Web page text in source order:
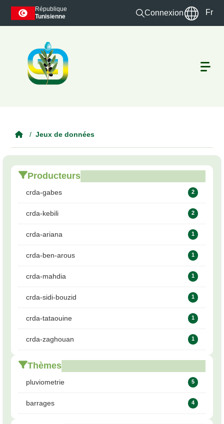
Skip to main content
République
Tunisienne
Connexion Fr
Jeux de données
Producteurs
crda-gabes 2
crda-kebili 2
crda-ariana 1
crda-ben-arous 1
crda-mahdia 1
crda-sidi-bouzid 1
crda-tataouine 1
crda-zaghouan 1
Thèmes
pluviometrie 5
barrages 4